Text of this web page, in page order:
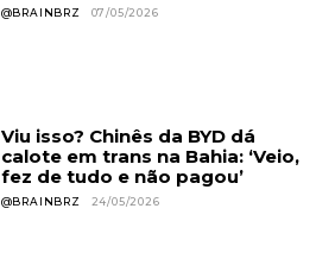
@BRAINBRZ 07/05/2026
Viu isso? Chinês da BYD dá
calote em trans na Bahia: ‘Veio,
fez de tudo e não pagou’
@BRAINBRZ 24/05/2026